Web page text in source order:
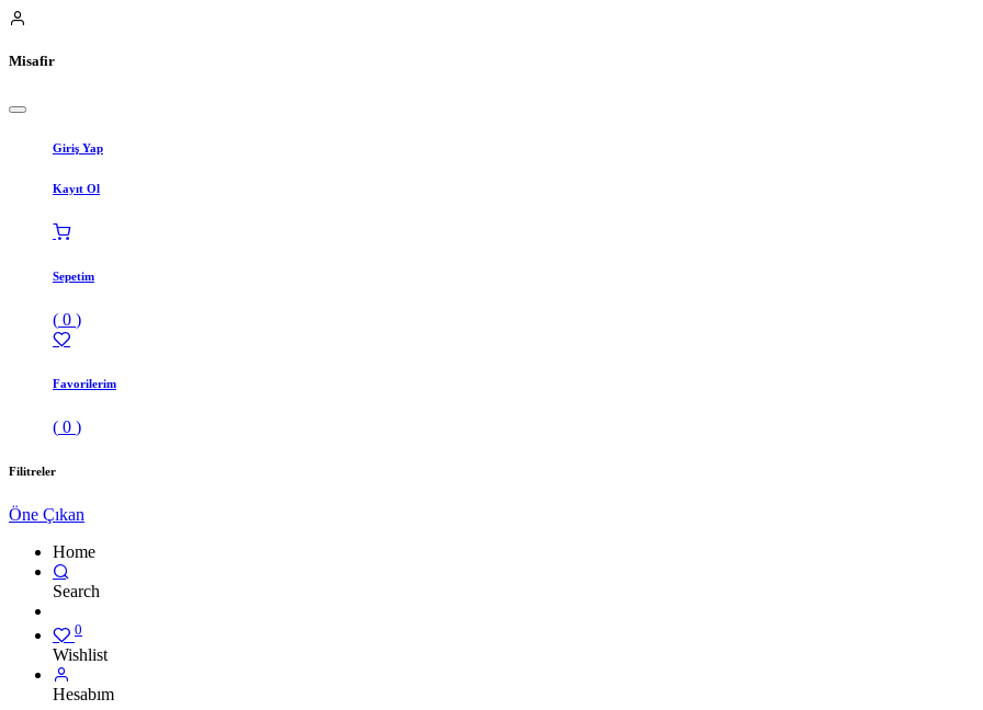
Misafir
Giriş Yap
Kayıt Ol
Sepetim
( 0 )
Favorilerim
( 0 )
Filitreler
Öne Çıkan
Home
Search
0
Wishlist
Hesabım